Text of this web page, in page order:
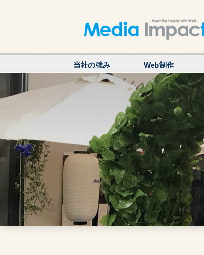
当社の強み Web制作